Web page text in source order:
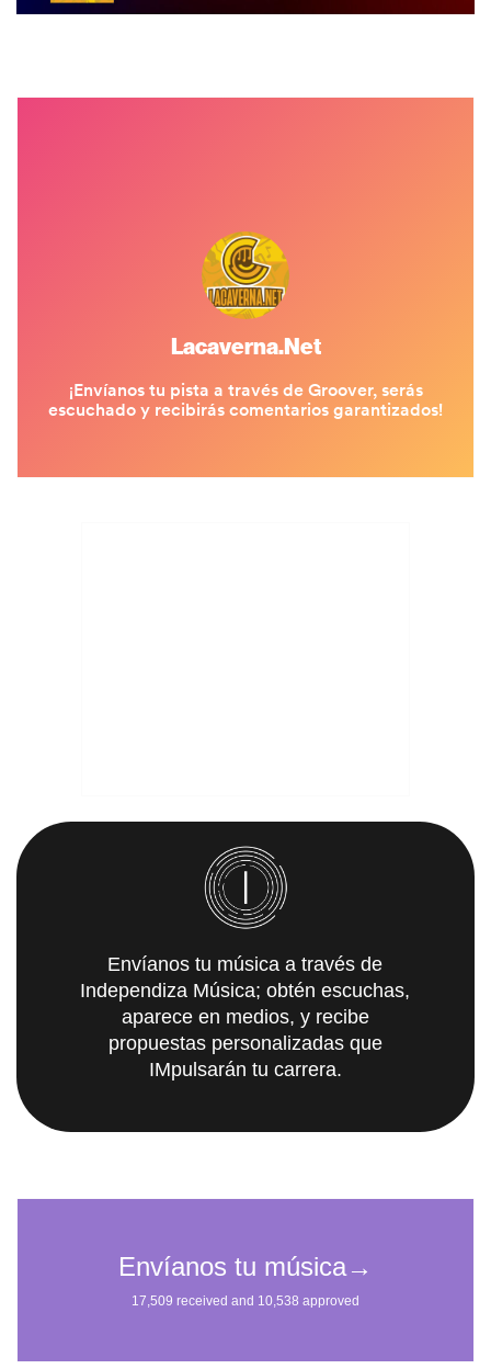
Envíanos tu música a través de
Independiza Música; obtén escuchas,
aparece en medios, y recibe
propuestas personalizadas que
IMpulsarán tu carrera.